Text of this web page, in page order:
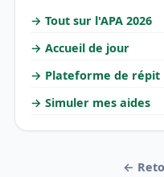
→ Tout sur l'APA 2026
→ Accueil de jour
→ Plateforme de répit
→ Simuler mes aides
←